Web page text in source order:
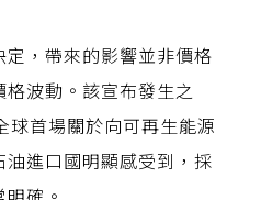
，帶來的影響並非價格
波動。該宣布發生之
球首場關於向可再生能源
進口國明顯感受到，採